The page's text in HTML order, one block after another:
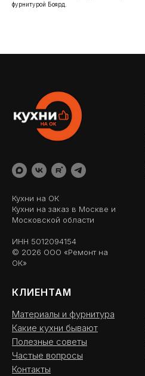
фурнитурой Боярд.
Кухни на ОК
Кухни на заказ в Москве и
Московской области
ИНН 5012094154
© 2026 ООО «Ремонт на
ОК»
КЛИЕНТАМ
Материалы и фурнитура
Какие кухни бывают
Полезные советы
Частые вопросы
Контакты